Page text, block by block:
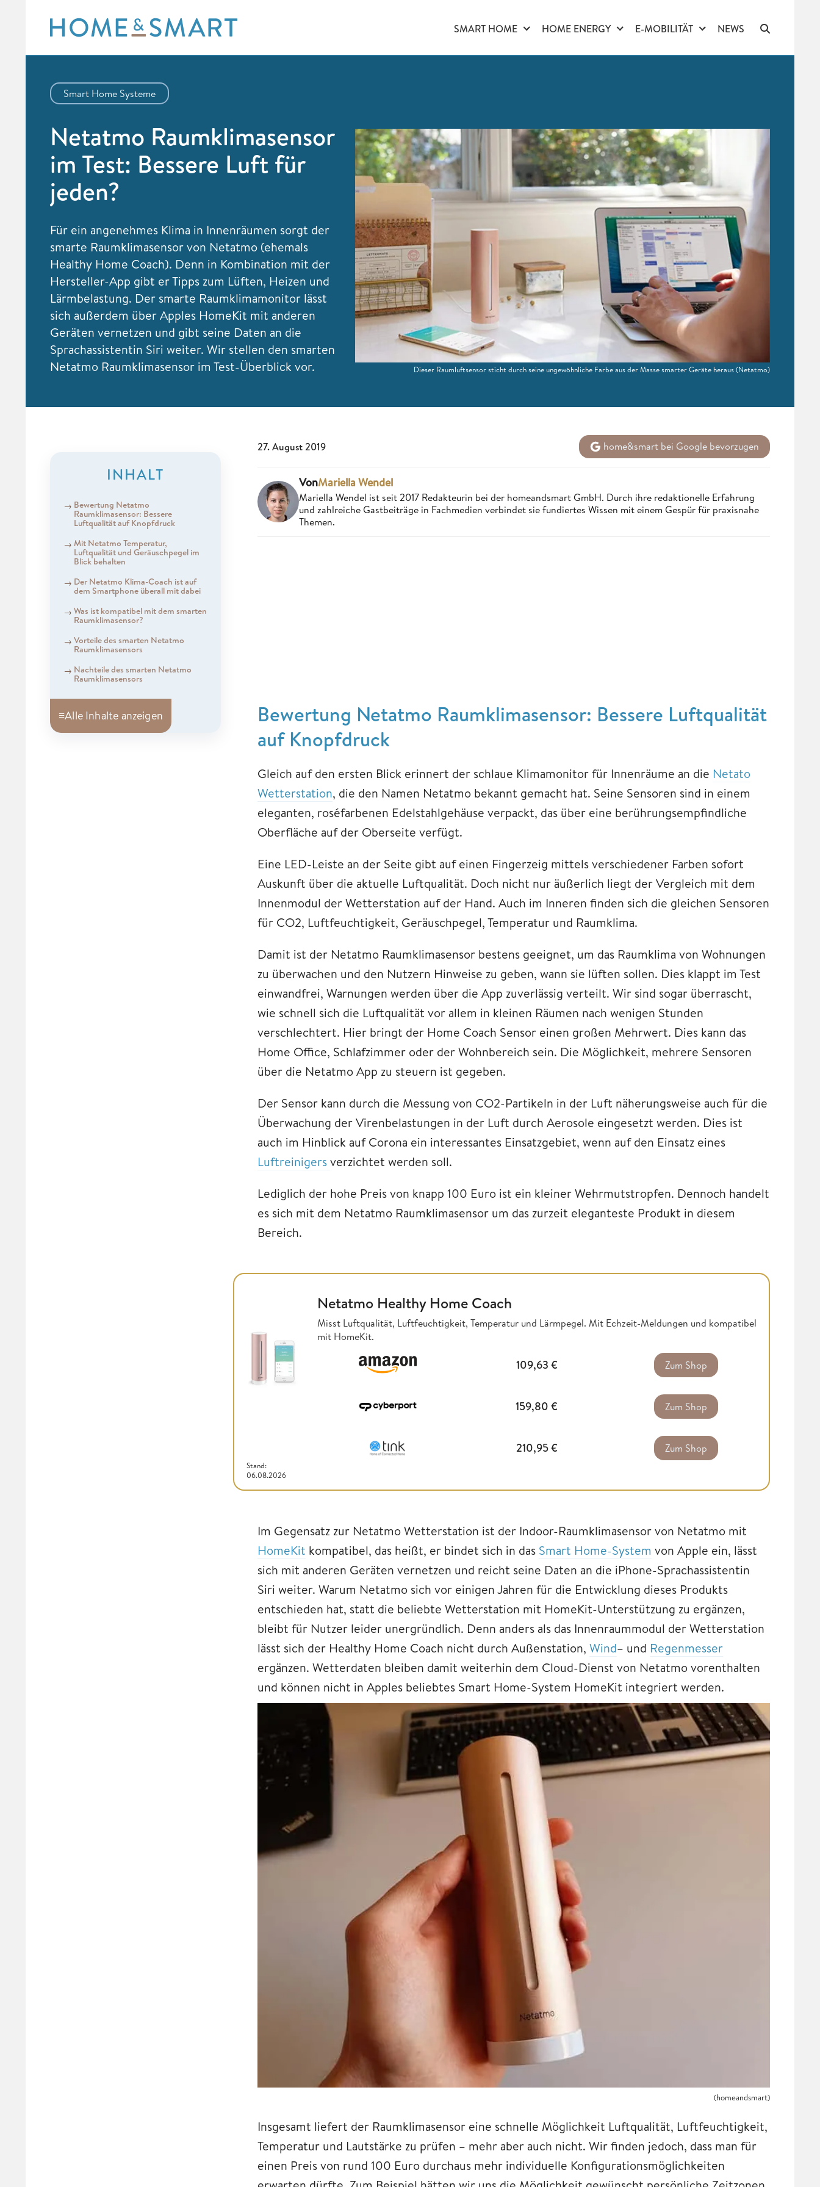
content
SMART HOME HOME ENERGY E-MOBILITÄT NEWS
Smart Home Systeme
Netatmo Raumklimasensor
im Test: Bessere Luft für
jeden?
Für ein angenehmes Klima in Innenräumen sorgt der
smarte Raumklimasensor von Netatmo (ehemals
Healthy Home Coach). Denn in Kombination mit der
Hersteller-App gibt er Tipps zum Lüften, Heizen und
Lärmbelastung. Der smarte Raumklimamonitor lässt
sich außerdem über Apples HomeKit mit anderen
Geräten vernetzen und gibt seine Daten an die
Sprachassistentin Siri weiter. Wir stellen den smarten
Netatmo Raumklimasensor im Test-Überblick vor.
Dieser Raumluftsensor sticht durch seine ungewöhnliche Farbe aus der Masse smarter Geräte heraus(Netatmo)
INHALT
Bewertung Netatmo
Raumklimasensor: Bessere
Luftqualität auf Knopfdruck
Mit Netatmo Temperatur,
Luftqualität und Geräuschpegel im
Blick behalten
Der Netatmo Klima-Coach ist auf
dem Smartphone überall mit dabei
Was ist kompatibel mit dem smarten
Raumklimasensor?
Vorteile des smarten Netatmo
Raumklimasensors
Nachteile des smarten Netatmo
Raumklimasensors
≡Alle Inhalte anzeigen
27. August 2019 home&smart bei Google bevorzugen
VonMariella Wendel
Mariella Wendel ist seit 2017 Redakteurin bei der homeandsmart GmbH. Durch ihre redaktionelle Erfahrung
und zahlreiche Gastbeiträge in Fachmedien verbindet sie fundiertes Wissen mit einem Gespür für praxisnahe
Themen.
Bewertung Netatmo Raumklimasensor: Bessere Luftqualität
auf Knopfdruck
Gleich auf den ersten Blick erinnert der schlaue Klimamonitor für Innenräume an die Netato
Wetterstation, die den Namen Netatmo bekannt gemacht hat. Seine Sensoren sind in einem
eleganten, roséfarbenen Edelstahlgehäuse verpackt, das über eine berührungsempfindliche
Oberfläche auf der Oberseite verfügt.
Eine LED-Leiste an der Seite gibt auf einen Fingerzeig mittels verschiedener Farben sofort
Auskunft über die aktuelle Luftqualität. Doch nicht nur äußerlich liegt der Vergleich mit dem
Innenmodul der Wetterstation auf der Hand. Auch im Inneren finden sich die gleichen Sensoren
für CO2, Luftfeuchtigkeit, Geräuschpegel, Temperatur und Raumklima.
Damit ist der Netatmo Raumklimasensor bestens geeignet, um das Raumklima von Wohnungen
zu überwachen und den Nutzern Hinweise zu geben, wann sie lüften sollen. Dies klappt im Test
einwandfrei, Warnungen werden über die App zuverlässig verteilt. Wir sind sogar überrascht,
wie schnell sich die Luftqualität vor allem in kleinen Räumen nach wenigen Stunden
verschlechtert. Hier bringt der Home Coach Sensor einen großen Mehrwert. Dies kann das
Home Office, Schlafzimmer oder der Wohnbereich sein. Die Möglichkeit, mehrere Sensoren
über die Netatmo App zu steuern ist gegeben.
Der Sensor kann durch die Messung von CO2-Partikeln in der Luft näherungsweise auch für die
Überwachung der Virenbelastungen in der Luft durch Aerosole eingesetzt werden. Dies ist
auch im Hinblick auf Corona ein interessantes Einsatzgebiet, wenn auf den Einsatz eines
Luftreinigersverzichtet werden soll.
Lediglich der hohe Preis von knapp 100 Euro ist ein kleiner Wehrmutstropfen. Dennoch handelt
es sich mit dem Netatmo Raumklimasensor um das zurzeit eleganteste Produkt in diesem
Bereich.
Stand:
06.08.2026
Netatmo Healthy Home Coach
Misst Luftqualität, Luftfeuchtigkeit, Temperatur und Lärmpegel. Mit Echzeit-Meldungen und kompatibel
mit HomeKit.
109,63 € Zum Shop
159,80€ Zum Shop
210,95€ Zum Shop
Im Gegensatz zur Netatmo Wetterstation ist der Indoor-Raumklimasensor von Netatmo mit
HomeKit kompatibel, das heißt, er bindet sich in das Smart Home-System von Apple ein, lässt
sich mit anderen Geräten vernetzen und reicht seine Daten an die iPhone-Sprachassistentin
Siri weiter. Warum Netatmo sich vor einigen Jahren für die Entwicklung dieses Produkts
entschieden hat, statt die beliebte Wetterstation mit HomeKit-Unterstützung zu ergänzen,
bleibt für Nutzer leider unergründlich. Denn anders als das Innenraummodul der Wetterstation
lässt sich der Healthy Home Coach nicht durch Außenstation, Wind– und Regenmesser
ergänzen. Wetterdaten bleiben damit weiterhin dem Cloud-Dienst von Netatmo vorenthalten
und können nicht in Apples beliebtes Smart Home-System HomeKit integriert werden.
(homeandsmart)
Insgesamt liefert der Raumklimasensor eine schnelle Möglichkeit Luftqualität, Luftfeuchtigkeit,
Temperatur und Lautstärke zu prüfen – mehr aber auch nicht. Wir finden jedoch, dass man für
einen Preis von rund 100 Euro durchaus mehr individuelle Konfigurationsmöglichkeiten